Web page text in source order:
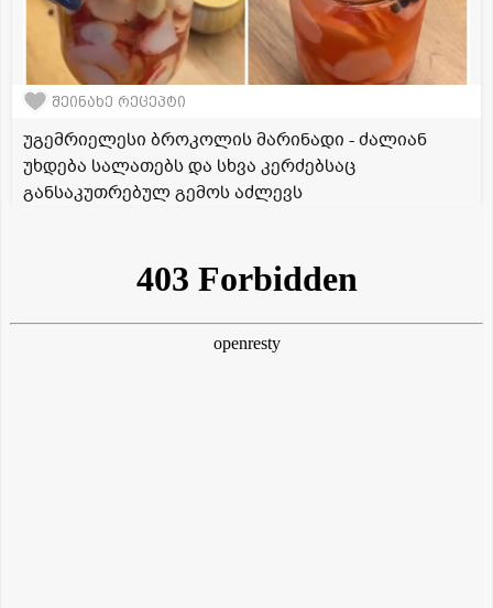
შეინახე რეცეპტი
უგემრიელესი ბროკოლის მარინადი - ძალიან
უხდება სალათებს და სხვა კერძებსაც
განსაკუთრებულ გემოს აძლევს